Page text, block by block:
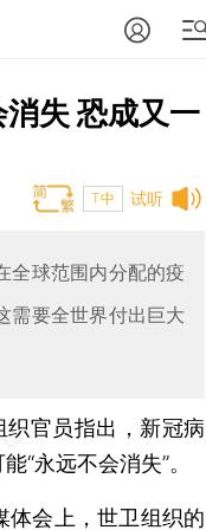
失 恐成又一
试听
T中
全球范围内分配的疫
需要全世界付出巨大
织官员指出，新冠病
“永远不会消失”。
会上，世卫组织的